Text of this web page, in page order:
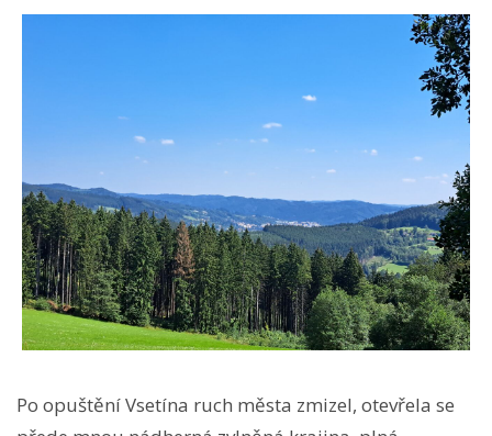
Po opuštění Vsetína ruch města zmizel, otevřela se